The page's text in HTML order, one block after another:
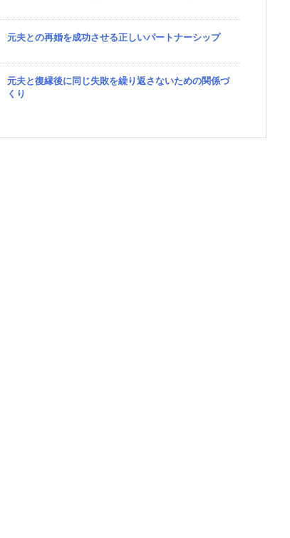
元夫との再婚を成功させる正しいパートナーシップ
元夫と復縁後に同じ失敗を繰り返さないための関係づ
くり